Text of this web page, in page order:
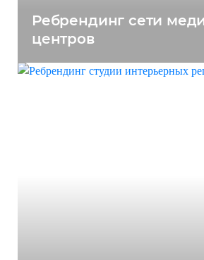
Ребрендинг сети
центров